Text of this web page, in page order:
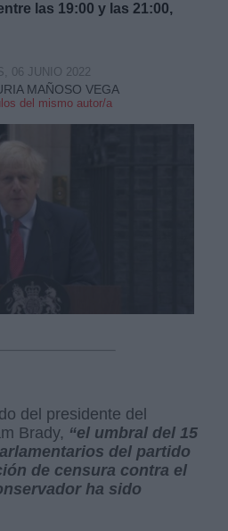
las 19:00 y las 21:00,
MAÑOSO VEGA
del mismo autor/a
06 JUNIO 2022
del presidente del
Brady, “el umbral del 15
del partido
de censura contra el
ha sido